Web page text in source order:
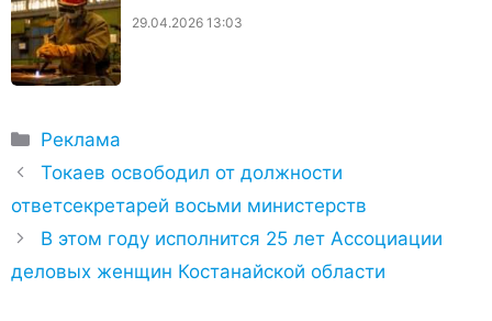
29.04.2026 13:03
Рубрики
Реклама
Токаев освободил от должности
ответсекретарей восьми министерств
В этом году исполнится 25 лет Ассоциации
деловых женщин Костанайской области